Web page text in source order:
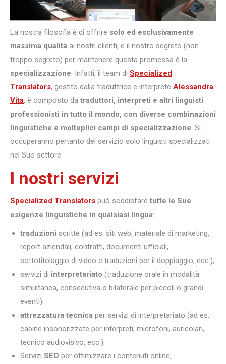
La nostra filosofia è di offrire solo ed esclusivamente
massima qualità ai nostri clienti, e il nostro segreto (non
troppo segreto) per mantenere questa promessa è la
specializzazione. Infatti, il team di Specialized
Translators, gestito dalla traduttrice e interprete Alessandra
Vita, è composto da traduttori, interpreti e altri linguisti
professionisti in tutto il mondo, con diverse combinazioni
linguistiche e molteplici campi di specializzazione. Si
occuperanno pertanto del servizio solo linguisti specializzati
nel Suo settore.
I nostri servizi
Specialized Translators può soddisfare tutte le Sue
esigenze linguistiche in qualsiasi lingua:
traduzioni scritte (ad es. siti web, materiale di marketing,
report aziendali, contratti, documenti ufficiali,
sottotitolaggio di video e traduzioni per il doppiaggio, ecc.);
servizi di interpretariato (traduzione orale in modalità
simultanea, consecutiva o bilaterale per piccoli o grandi
eventi);
attrezzatura tecnica per servizi di interpretariato (ad es.
cabine insonorizzate per interpreti, microfoni, auricolari,
tecnico audiovisivo, ecc.);
Servizi SEO per ottimizzare i contenuti online;